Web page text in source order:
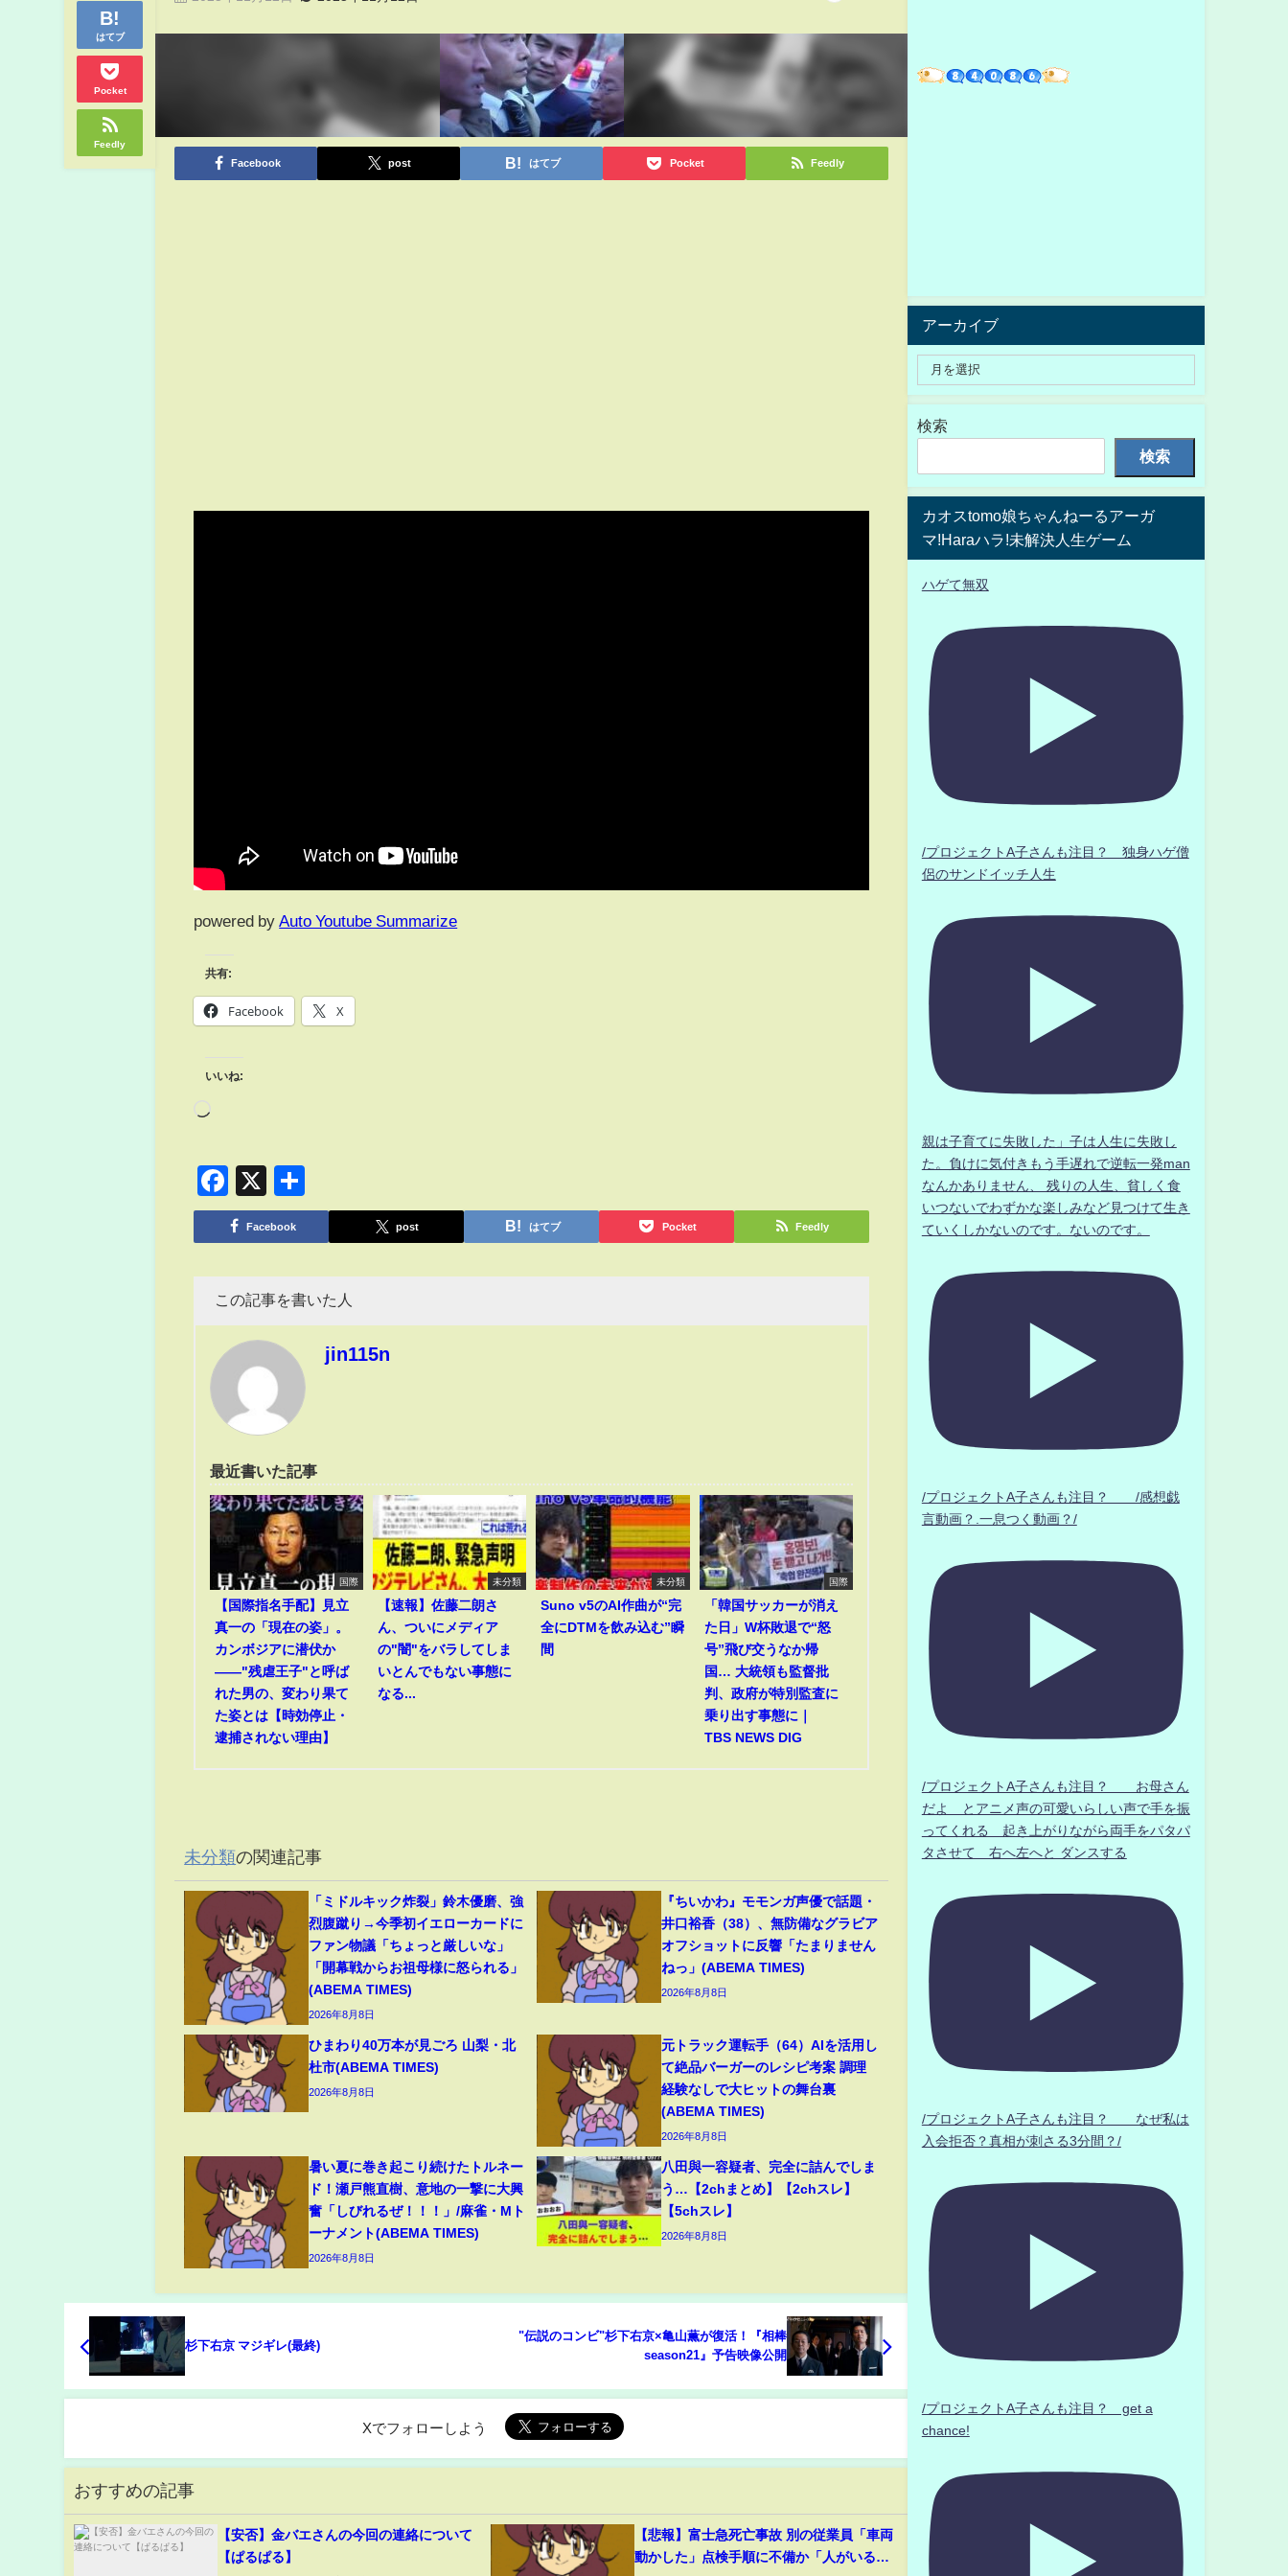
はてブ
Pocket
Feedly
Facebook post はてブ Pocket Feedly
powered by Auto Youtube Summarize
共有:
Facebook X
いいね:
Facebook
X
有
Facebook post はてブ Pocket Feedly
この記事を書いた人
jin115n
最近書いた記事
国際
【国際指名手配】見立
真一の「現在の姿」。
カンボジアに潜伏か
――"残虐王子"と呼ば
れた男の、変わり果て
た姿とは【時効停止・
逮捕されない理由】
未分類
【速報】佐藤二朗さ
ん、ついにメディア
の"闇"をバラしてしま
いとんでもない事態に
なる...
未分類
Suno v5のAI作曲が“完
全にDTMを飲み込む”瞬
間
国際
「韓国サッカーが消え
た日」W杯敗退で“怒
号”飛び交うなか帰
国… 大統領も監督批
判、政府が特別監査に
乗り出す事態に｜
TBS NEWS DIG
未分類の関連記事
「ミドルキック炸裂」鈴木優磨、強
烈腹蹴り→今季初イエローカードに
ファン物議「ちょっと厳しいな」
「開幕戦からお祖母様に怒られる」
(ABEMA TIMES)
2026年8月8日
『ちいかわ』モモンガ声優で話題・
井口裕香（38）、無防備なグラビア
オフショットに反響「たまりません
ねっ」(ABEMA TIMES)
2026年8月8日
ひまわり40万本が見ごろ 山梨・北
杜市(ABEMA TIMES)
2026年8月8日
元トラック運転手（64）AIを活用し
て絶品バーガーのレシピ考案 調理
経験なしで大ヒットの舞台裏
(ABEMA TIMES)
2026年8月8日
暑い夏に巻き起こり続けたトルネー
ド！瀬戸熊直樹、意地の一撃に大興
奮「しびれるぜ！！！」/麻雀・Mト
ーナメント(ABEMA TIMES)
2026年8月8日
八田與一容疑者、完全に詰んでしま
う…【2chまとめ】【2chスレ】
【5chスレ】
2026年8月8日
杉下右京 マジギレ(最終)
"伝説のコンビ"杉下右京×亀山薫が復活！『相棒
season21』予告映像公開
Xでフォローしよう
おすすめの記事
【安否】金バエさんの今回の連絡について
【ぱるぱる】
【悲報】富士急死亡事故 別の従業員「車両
動かした」点検手順に不備か「人がいると
アーカイブ
検索
検索
カオスtomo娘ちゃんねーるアーガ
マ!Haraハラ!未解決人生ゲーム
ハゲて無双
/プロジェクトA子さんも注目？ 独身ハゲ僧
侶のサンドイッチ人生
親は子育てに失敗した」子は人生に失敗し
た。負けに気付きもう手遅れで逆転一発man
なんかありません、 残りの人生、貧しく食
いつないでわずかな楽しみなど見つけて生き
ていくしかないのです。ないのです。
/プロジェクトA子さんも注目？ /感想戯
言動画？.一息つく動画？/
/プロジェクトA子さんも注目？ お母さん
だよ とアニメ声の可愛いらしい声で手を振
ってくれる 起き上がりながら両手をパタパ
タさせて 右へ左へと ダンスする
/プロジェクトA子さんも注目？ なぜ私は
入会拒否？真相が刺さる3分間？/
/プロジェクトA子さんも注目？ get a
chance!